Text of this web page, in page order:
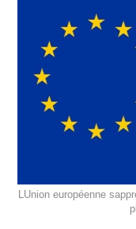
LUnion européenne